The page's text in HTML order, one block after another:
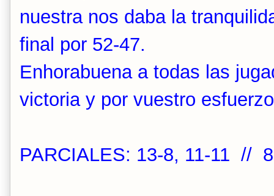
nuestra nos daba la
final por 52-47.
Enhorabuena a todas las
victoria y por vuestro
PARCIALES: 13-8, 11-11 //